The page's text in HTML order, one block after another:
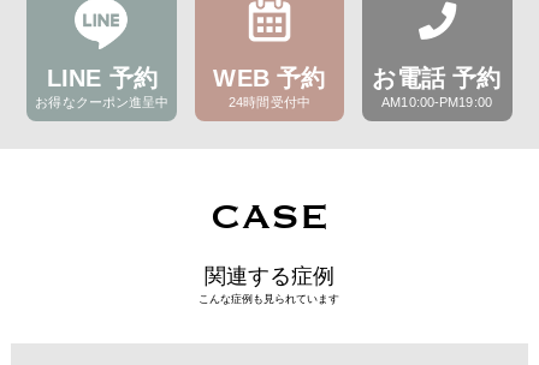
LINE 予約
お得なクーポン進呈中
WEB 予約
24時間受付中
お電話 予約
AM10:00-PM19:00
CASE
関連する症例
こんな症例も見られています